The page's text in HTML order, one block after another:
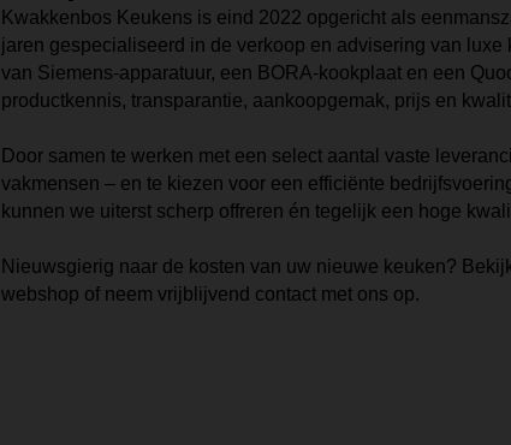
Kwakkenbos Keukens is eind 2022 opgericht als
jaren gespecialiseerd in de verkoop en advisering van luxe
van Siemens-apparatuur, een BORA-kookplaat en een
productkennis, transparantie, aankoopgemak, prijs en
Door samen te werken met een select aantal vaste
vakmensen – en te kiezen voor een efficiënte
kunnen we uiterst scherp offreren én tegelijk een hoge
Nieuwsgierig naar de kosten van uw nieuwe keuken?
webshop of neem vrijblijvend contact met ons op.